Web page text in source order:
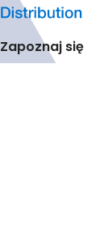
Zapoznaj się